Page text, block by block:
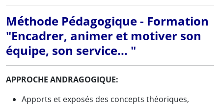
Méthode Pédagogique - Formation
"Encadrer, animer et motiver son
équipe, son service... "
APPROCHE ANDRAGOGIQUE:
Apports et exposés des concepts théoriques,